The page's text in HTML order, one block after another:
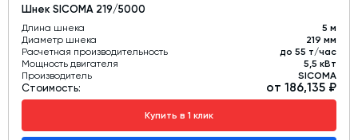
Шнек SICOMA 219/5000
Длина шнека
5 м
Диаметр шнека
219 мм
Расчетная производительность
до 55 т/час
Мощность двигателя
5,5 кВт
Производитель
SICOMA
Стоимость: от 186,135 ₽
Купить в 1 клик